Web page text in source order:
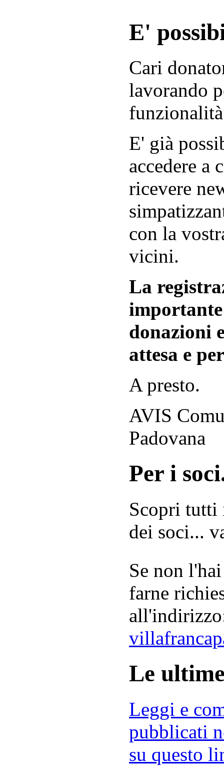
E'
Cari
lavorando
E' già
accedere a
ricevere
con la
vicini.
La
donazioni
attesa e
A presto.
AVIS
Padovana
Per i
Scopri tutti
dei soci...
Se non
farne
Le
Leggi e
pubblicati
su questo